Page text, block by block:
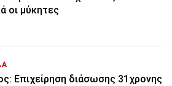
οι μύκητες
Επιχείρηση διάσωσης 31χρονης